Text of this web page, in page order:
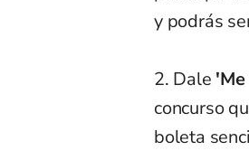
y podrás
2. Dale
concurso
boleta